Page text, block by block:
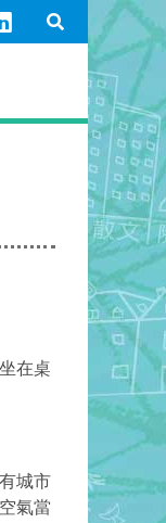
在桌
城市
氣當